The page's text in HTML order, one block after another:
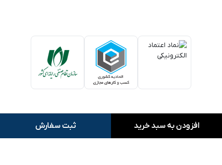
افزودن به سبد خرید ثبت سفارش